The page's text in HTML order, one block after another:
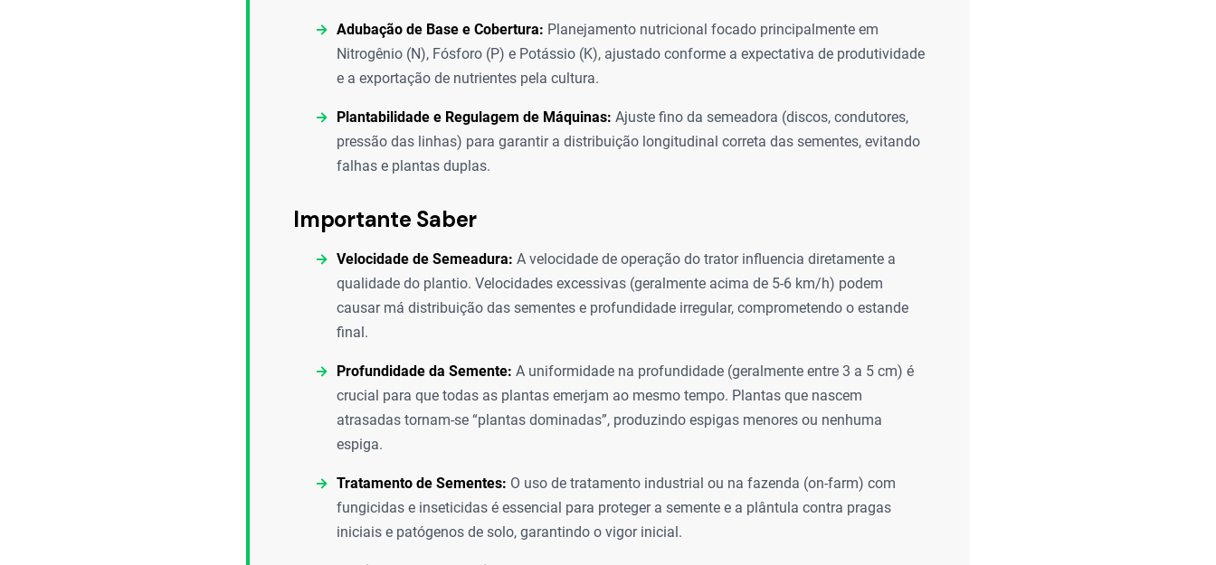
Adubação de Base e Cobertura: Planejamento nutricional focado principalmente em
Nitrogênio (N), Fósforo (P) e Potássio (K), ajustado conforme a expectativa de produtividade
e a exportação de nutrientes pela cultura.
Plantabilidade e Regulagem de Máquinas: Ajuste fino da semeadora (discos, condutores,
pressão das linhas) para garantir a distribuição longitudinal correta das sementes, evitando
falhas e plantas duplas.
Importante Saber
Velocidade de Semeadura: A velocidade de operação do trator influencia diretamente a
qualidade do plantio. Velocidades excessivas (geralmente acima de 5-6 km/h) podem
causar má distribuição das sementes e profundidade irregular, comprometendo o estande
final.
Profundidade da Semente: A uniformidade na profundidade (geralmente entre 3 a 5 cm) é
crucial para que todas as plantas emerjam ao mesmo tempo. Plantas que nascem
atrasadas tornam-se “plantas dominadas”, produzindo espigas menores ou nenhuma
espiga.
Tratamento de Sementes: O uso de tratamento industrial ou na fazenda (on-farm) com
fungicidas e inseticidas é essencial para proteger a semente e a plântula contra pragas
iniciais e patógenos de solo, garantindo o vigor inicial.